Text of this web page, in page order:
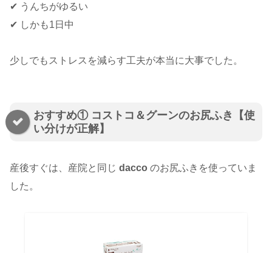
✔ うんちがゆるい
✔ しかも1日中
少しでもストレスを減らす工夫が本当に大事でした。
おすすめ① コストコ＆グーンのお尻ふき【使
い分けが正解】
産後すぐは、産院と同じ dacco のお尻ふきを使っていま
した。